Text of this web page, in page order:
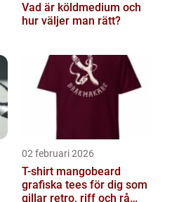
Vad är köldmedium och
hur väljer man rätt?
02 februari 2026
T-shirt mangobeard
grafiska tees för dig som
gillar retro, riff och rå